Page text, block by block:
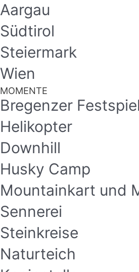
Aargau
Südtirol
Steiermark
Wien
MOMENTE
Bregenzer
Helikopter
Downhill
Husky Camp
Mountainkart und
Sennerei
Steinkreise
Naturteich